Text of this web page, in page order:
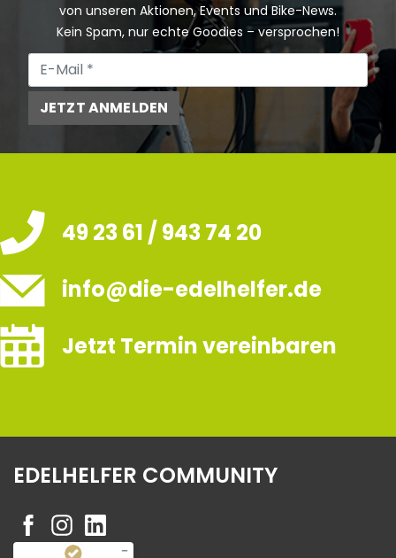
von unseren Aktionen, Events und Bike-News.
Kein Spam, nur echte Goodies – versprochen!
JETZT ANMELDEN
49 23 61 / 943 74 20
info@die-edelhelfer.de
Jetzt Termin vereinbaren
EDELHELFER COMMUNITY